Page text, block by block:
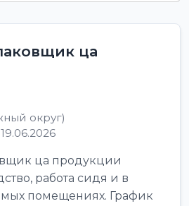
ца
округ)
ца продукции
работа сидя и в
помещениях. График